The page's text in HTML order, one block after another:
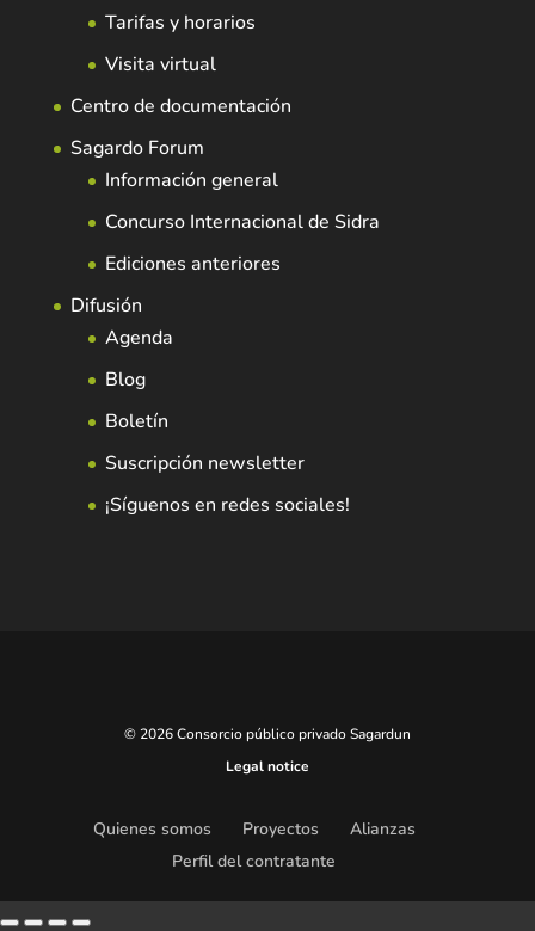
Tarifas y horarios
Visita virtual
Centro de documentación
Sagardo Forum
Información general
Concurso Internacional de Sidra
Ediciones anteriores
Difusión
Agenda
Blog
Boletín
Suscripción newsletter
¡Síguenos en redes sociales!
© 2026 Consorcio público privado Sagardun
Legal notice
Quienes somos Proyectos
Alianzas
Perfil del contratante